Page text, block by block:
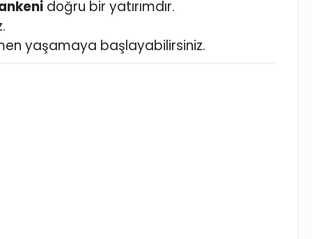
doğru bir yatırımdır.
yaşamaya başlayabilirsiniz.